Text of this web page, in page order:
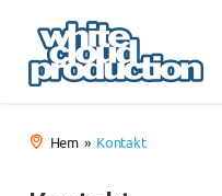
Hem Kontakt